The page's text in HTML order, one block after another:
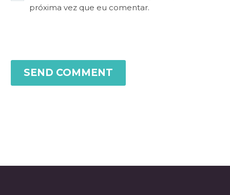
próxima vez que eu comentar.
SEND COMMENT